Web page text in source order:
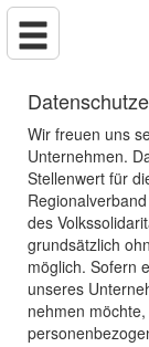
Wir freuen uns
Unternehmen.
Stellenwert für
des
grundsätzlich
möglich. Sofern
unseres
nehmen